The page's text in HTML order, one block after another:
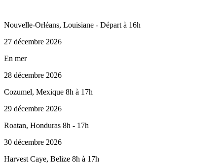
Nouvelle-Orléans, Louisiane - Départ à 16h
27 décembre 2026
En mer
28 décembre 2026
Cozumel, Mexique 8h à 17h
29 décembre 2026
Roatan, Honduras 8h - 17h
30 décembre 2026
Harvest Caye, Belize 8h à 17h